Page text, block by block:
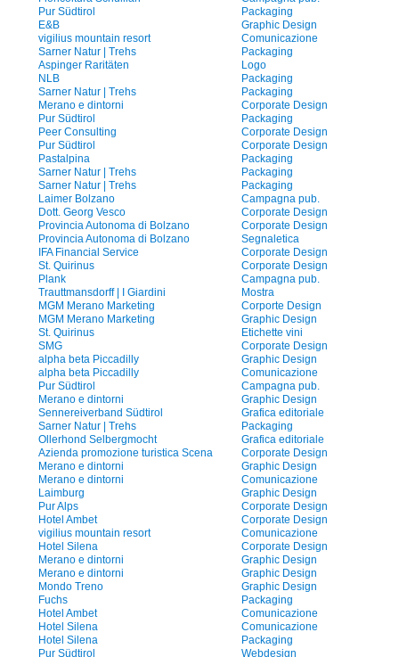
Pur Südtirol
Packaging
E&B
Graphic Design
vigilius mountain resort
Comunicazione
Sarner Natur | Trehs
Packaging
Aspinger Raritäten
Logo
NLB
Packaging
Sarner Natur | Trehs
Packaging
Merano e dintorni
Corporate Design
Pur Südtirol
Packaging
Peer Consulting
Corporate Design
Pur Südtirol
Corporate Design
Pastalpina
Packaging
Sarner Natur | Trehs
Packaging
Sarner Natur | Trehs
Packaging
Laimer Bolzano
Campagna pub.
Dott. Georg Vesco
Corporate Design
Provincia Autonoma di Bolzano
Corporate Design
Provincia Autonoma di Bolzano
Segnaletica
IFA Financial Service
Corporate Design
St. Quirinus
Corporate Design
Plank
Campagna pub.
Trauttmansdorff | I Giardini
Mostra
MGM Merano Marketing
Corporte Design
MGM Merano Marketing
Graphic Design
St. Quirinus
Etichette vini
SMG
Corporate Design
alpha beta Piccadilly
Graphic Design
alpha beta Piccadilly
Comunicazione
Pur Südtirol
Campagna pub.
Merano e dintorni
Graphic Design
Sennereiverband Südtirol
Grafica editoriale
Sarner Natur | Trehs
Packaging
Ollerhond Selbergmocht
Grafica editoriale
Azienda promozione turistica Scena
Corporate Design
Merano e dintorni
Graphic Design
Merano e dintorni
Comunicazione
Laimburg
Graphic Design
Pur Alps
Corporate Design
Hotel Ambet
Corporate Design
vigilius mountain resort
Comunicazione
Hotel Silena
Corporate Design
Merano e dintorni
Graphic Design
Merano e dintorni
Graphic Design
Mondo Treno
Graphic Design
Fuchs
Packaging
Hotel Ambet
Comunicazione
Hotel Silena
Comunicazione
Hotel Silena
Packaging
Pur Südtirol
Webdesign